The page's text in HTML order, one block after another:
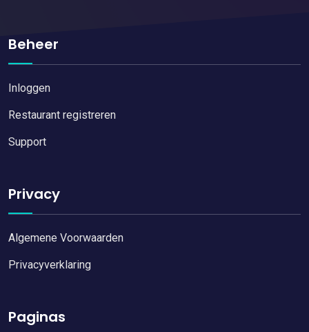
Beheer
Inloggen
Restaurant registreren
Support
Privacy
Algemene Voorwaarden
Privacyverklaring
Paginas